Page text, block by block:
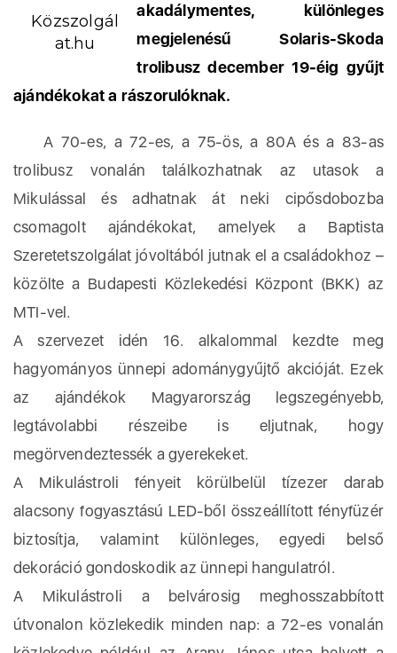
Közszolgál
at.hu
akadálymentes, különleges
megjelenésű Solaris-Skoda
trolibusz december 19-éig gyűjt
ajándékokat a rászorulóknak.
A 70-es, a 72-es, a 75-ös, a 80A és a 83-as
trolibusz vonalán találkozhatnak az utasok a
Mikulással és adhatnak át neki cipősdobozba
csomagolt ajándékokat, amelyek a Baptista
Szeretetszolgálat jóvoltából jutnak el a családokhoz –
közölte a Budapesti Közlekedési Központ (BKK) az
MTI-vel.
A szervezet idén 16. alkalommal kezdte meg
hagyományos ünnepi adománygyűjtő akcióját. Ezek
az ajándékok Magyarország legszegényebb,
legtávolabbi részeibe is eljutnak, hogy
megörvendeztessék a gyerekeket.
A Mikulástroli fényeit körülbelül tízezer darab
alacsony fogyasztású LED-ből összeállított fényfüzér
biztosítja, valamint különleges, egyedi belső
dekoráció gondoskodik az ünnepi hangulatról.
A Mikulástroli a belvárosig meghosszabbított
útvonalon közlekedik minden nap: a 72-es vonalán